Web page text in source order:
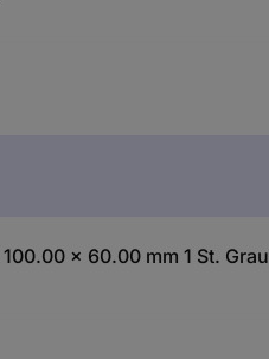
x 60.00 mm 1 St. Grau